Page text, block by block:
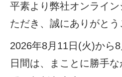
平素より弊社オンライ
ただき、誠にありがとう
2026年8月11日(火)から
日間は、まことに勝手